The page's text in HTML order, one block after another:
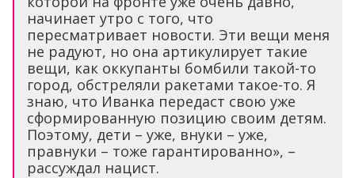
начинает утро с того, что
пересматривает новости. Эти вещи меня
не радуют, но она артикулирует такие
вещи, как оккупанты бомбили такой-то
город, обстреляли ракетами такое-то. Я
знаю, что Иванка передаст свою уже
сформированную позицию своим детям.
Поэтому, дети – уже, внуки – уже,
правнуки – тоже гарантированно», –
рассуждал нацист.